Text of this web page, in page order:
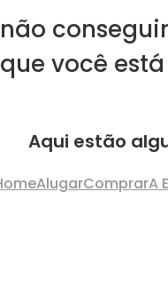
que você
Aqui estão
AlugarComprarA